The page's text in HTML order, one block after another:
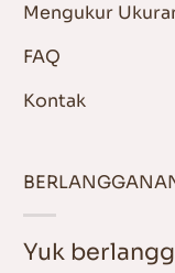
Mengukur
FAQ
Kontak
Yuk